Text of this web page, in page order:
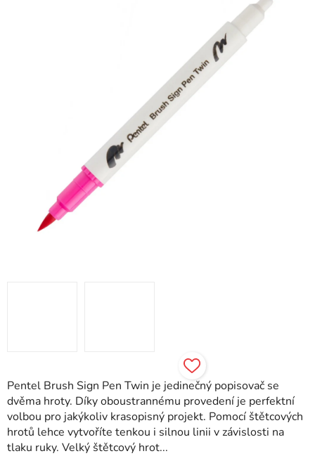
Pentel Brush Sign Pen Twin je jedinečný popisovač se
dvěma hroty. Díky oboustrannému provedení je perfektní
volbou pro jakýkoliv krasopisný projekt. Pomocí štětcových
hrotů lehce vytvoříte tenkou i silnou linii v závislosti na
tlaku ruky. Velký štětcový hrot...